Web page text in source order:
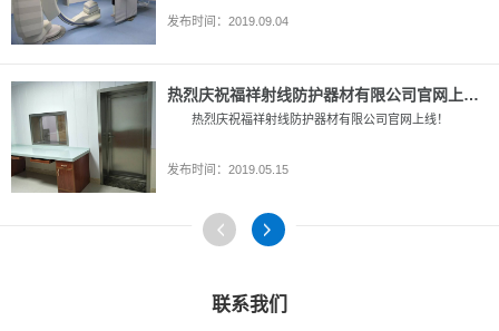
司、防辐材料厂。手机：13508421615
发布时间：2019.09.04
热烈庆祝福祥射线防护器材有限公司官网上线！
热烈庆祝福祥射线防护器材有限公司官网上线！
发布时间：2019.05.15
联系我们